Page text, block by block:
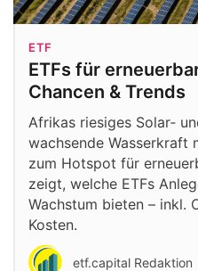
ETF
ETFs für
Chancen & Trends
Afrikas riesiges Solar‑
wachsende Wasserkraft
zum Hotspot für
zeigt, welche ETFs
Wachstum bieten – inkl.
Kosten.
etf.capital Redaktion